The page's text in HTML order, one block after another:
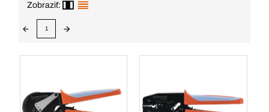
Zobraziť:
1